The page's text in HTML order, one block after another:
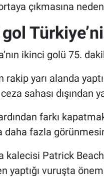
çıkmasına
ikinci golü 75.
rakip yarı alanda
sahası dışından
farkı
daha fazla
kalecisi Patrick
yaptığı vuruşta